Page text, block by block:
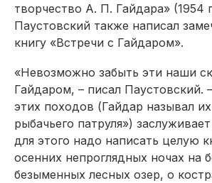
творчество А. П. Гайдара» (1954
Паустовский также написал
книгу «Встречи с Гайдаром».
«Невозможно забыть эти наши
Гайдаром, – писал Паустовский.
этих походов (Гайдар называл
рыбачьего патруля»)
для этого надо написать целую
осенних непроглядных ночах на
безыменных лесных озер, о